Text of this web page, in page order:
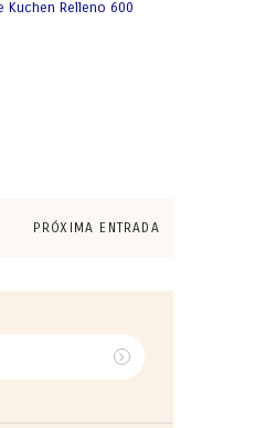
Kuchen Relleno 600
PRÓXIMA ENTRADA